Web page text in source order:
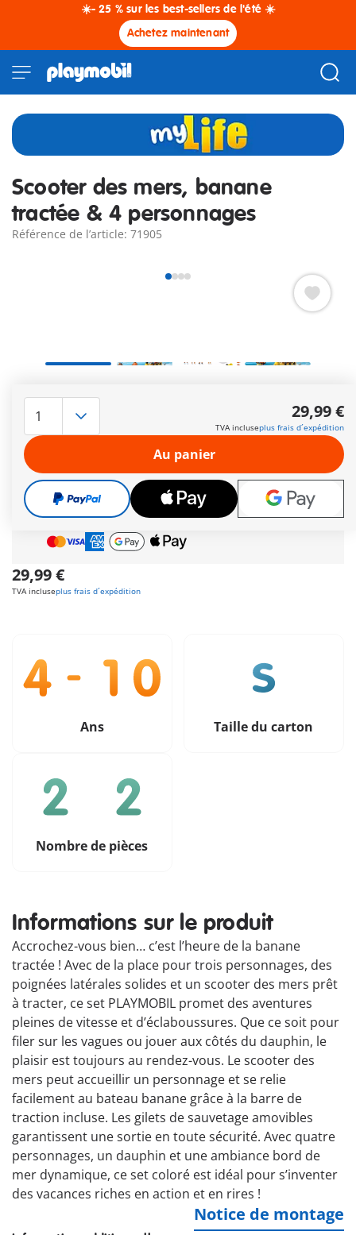
☀️- 25 % sur les best-sellers de l'été ☀️
Achetez maintenant
Scooter des mers, banane
tractée & 4 personnages
Référence de l’article: 71905
pour la bouée banane tractée par un scooter des mers !
Comprend un scooter des mers, une bouée banane, quatre
personnages, un dauphin et de nombreux accesoires.
Autres informations
Cadeauincroyable offert dès 35 € d’achat!
Livraison gratuite
pour toute commande dès60 €
Paiement sécuriséet flexible
29,99 €
TVA incluseplus frais d´expédition
29,99 €
TVA incluseplus frais d´expédition
Au panier
Ans Taille du carton
Nombre de pièces
Informations sur le produit
Accrochez-vous bien… c’est l’heure de la banane
tractée ! Avec de la place pour trois personnages, des
poignées latérales solides et un scooter des mers prêt
à tracter, ce set PLAYMOBIL promet des aventures
pleines de vitesse et d’éclaboussures. Que ce soit pour
filer sur les vagues ou jouer aux côtés du dauphin, le
plaisir est toujours au rendez-vous. Le scooter des
mers peut accueillir un personnage et se relie
facilement au bateau banane grâce à la barre de
traction incluse. Les gilets de sauvetage amovibles
garantissent une sortie en toute sécurité. Avec quatre
personnages, un dauphin et une ambiance bord de
mer dynamique, ce set coloré est idéal pour s’inventer
des vacances riches en action et en rires !
Notice de montage